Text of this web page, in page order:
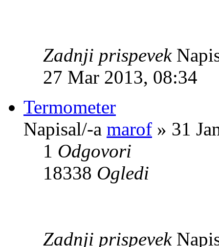
Zadnji prispevek
27 Mar 2013, 08:34
Termometer
Napisal/-a marof » 31
1 Odgovori
18338 Ogledi
Zadnji prispevek